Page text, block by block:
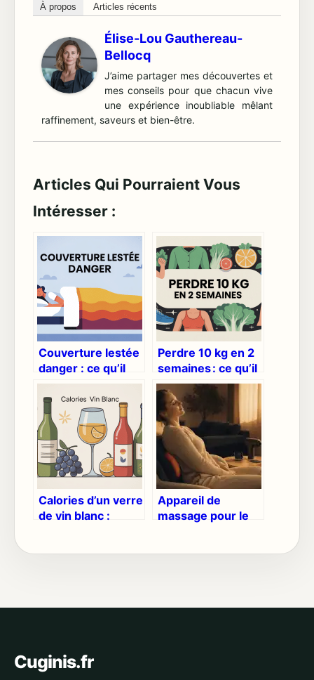
À propos Articles récents
Élise-Lou Gauthereau-
Bellocq
J’aime partager mes découvertes et
mes conseils pour que chacun vive
une expérience inoubliable mêlant
raffinement, saveurs et bien-être.
Articles Qui Pourraient Vous
Intéresser :
Couverture lestée
danger : ce qu’il
faut vraiment
savoir avant d’en
utiliser une
Perdre 10 kg en 2
semaines : ce qu’il
est réellement
possible de faire
Calories d’un verre
de vin blanc :
Appareil de
massage pour le
musculaires
Cuginis.fr